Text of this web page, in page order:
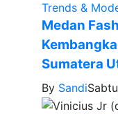
Trends &
Medan
Sumatera
By Sandi